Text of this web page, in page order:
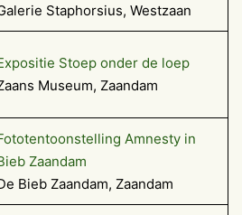
Staphorsius, Westzaan
Stoep onder de loep
Museum, Zaandam
Amnesty in
Zaandam
Bieb Zaandam, Zaandam